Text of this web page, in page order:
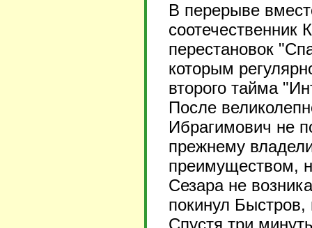
В перерыве
соотечественник
перестановок
которым
второго тайма
После
Ибрагимович не
прежнему
преимуществом,
Сезара не
покинул Быстров,
Спустя три